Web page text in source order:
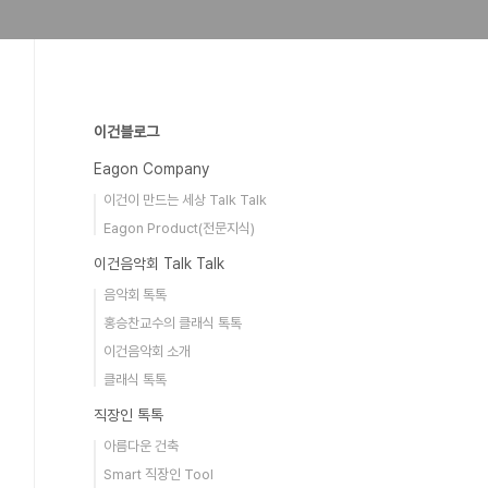
이건블로그
Eagon Company
이건이 만드는 세상 Talk Talk
Eagon Product(전문지식)
이건음악회 Talk Talk
음악회 톡톡
홍승찬교수의 클래식 톡톡
이건음악회 소개
클래식 톡톡
직장인 톡톡
아름다운 건축
Smart 직장인 Tool